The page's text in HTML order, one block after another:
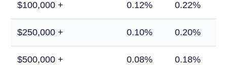
$100,000 + 0.12% 0.22%
$250,000 + 0.10% 0.20%
$500,000 + 0.08% 0.18%